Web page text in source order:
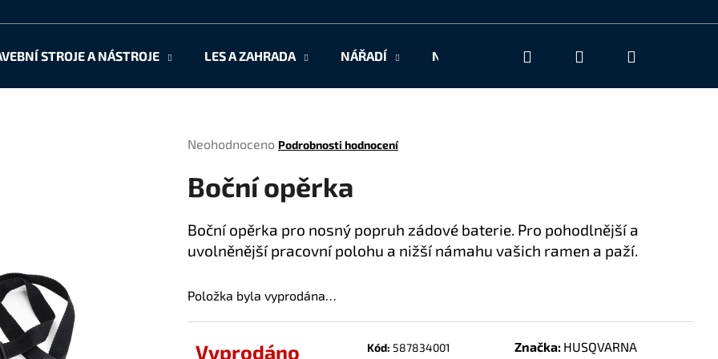
STROJE A NÁSTROJE LES A ZAHRADA NÁŘADÍ NAŠE SLUŽBY KONTAKT
Hledat Přihlášení
Průměrné
produktu
je
z
5
Neohodnoceno Podrobnosti hodnocení
Boční opěrka
Boční opěrka pro nosný popruh zádové baterie. Pro pohodlnější a
uvolněnější pracovní polohu a nižší námahu vašich ramen a paží.
Položka byla vyprodána…
Vyprodáno Kód: 587834001 Značka: HUSQVARNA
Co potřebujete najít?
HLEDAT